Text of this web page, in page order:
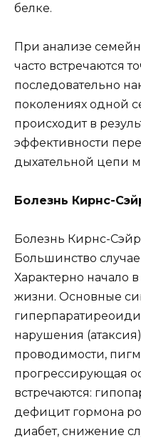
белке.
При анализе
часто встречаются
последовательно
поколениях одной
происходит в
эффективности
дыхательной цепи
Болезнь Кирнс-
Болезнь Кирнс-
Большинство
Характерно начало
жизни. Основные
нарушения
проводимости,
прогрессирующая
встречаются:
дефицит гормона
диабет, снижение